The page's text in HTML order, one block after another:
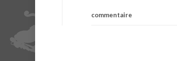
commentaire